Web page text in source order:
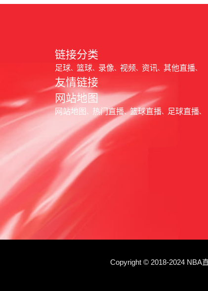
链接分类
足球 篮球 录像 视频 资讯 其他直播
友情链接
网站地图
网站地图 热门直播 篮球直播 足球直播
Copyright © 2018-2024 NBA